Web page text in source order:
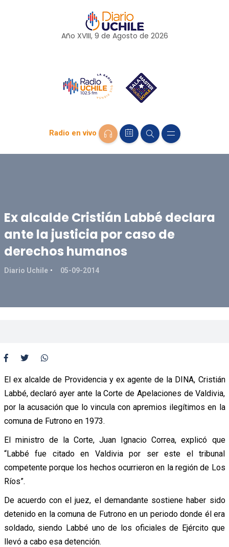
Año XVIII, 9 de Agosto de 2026
Radio en vivo
Ex alcalde Cristián Labbé declara
ante la justicia por caso de
derechos humanos
Diario Uchile 05-09-2014
El ex alcalde de Providencia y ex agente de la DINA, Cristián
Labbé, declaró ayer ante la Corte de Apelaciones de Valdivia,
por la acusación que lo vincula con apremios ilegítimos en la
comuna de Futrono en 1973.
El ministro de la Corte, Juan Ignacio Correa, explicó que
“Labbé fue citado en Valdivia por ser este el tribunal
competente porque los hechos ocurrieron en la región de Los
Ríos”.
De acuerdo con el juez, el demandante sostiene haber sido
detenido en la comuna de Futrono en un periodo donde él era
soldado, siendo Labbé uno de los oficiales de Ejército que
llevó a cabo esa detención.